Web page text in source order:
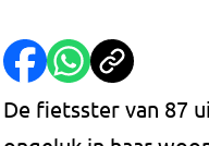
De fietsster van 87